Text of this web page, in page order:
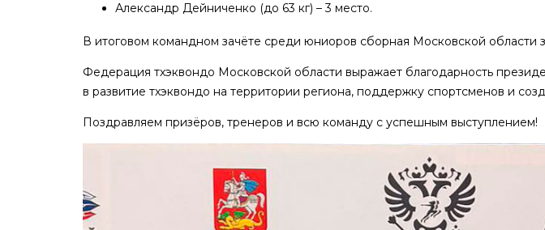
Александр Дейниченко (до 63 кг) – 3 место.
В итоговом командном зачёте среди юниоров сборная Московской области
Федерация тхэквондо Московской области выражает благодарность
в развитие тхэквондо на территории региона, поддержку спортсменов и
Поздравляем призёров, тренеров и всю команду с успешным выступлением!